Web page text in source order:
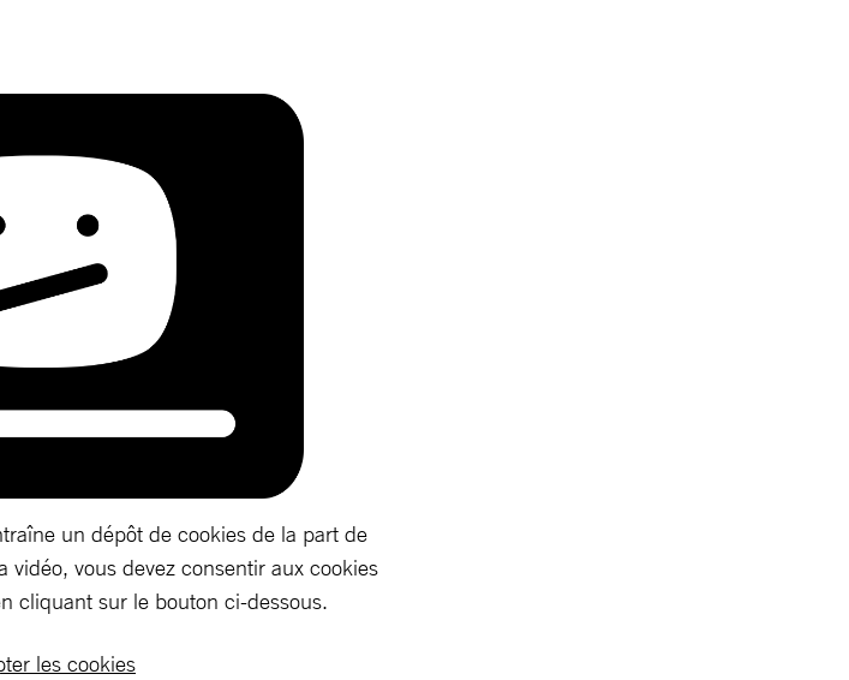
un dépôt de cookies de la part de
vidéo, vous devez consentir aux cookies
cliquant sur le bouton ci-dessous.
les cookies